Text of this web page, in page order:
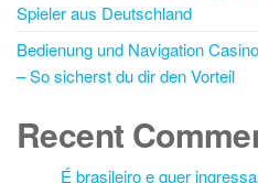
Spieler aus Deutschland
Bedienung und Navigation
– So sicherst du dir den Vorteil
Recent
É brasileiro e quer